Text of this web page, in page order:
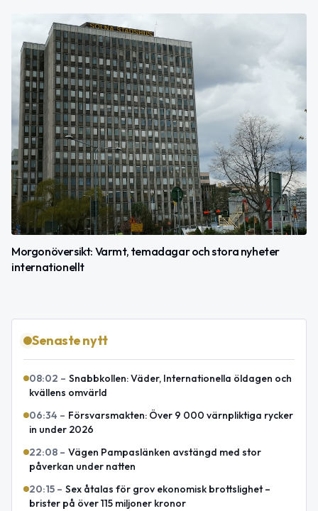
Morgonöversikt: Varmt, temadagar och stora nyheter
internationellt
Senaste nytt
08:02 – Snabbkollen: Väder, Internationella öldagen och
kvällens omvärld
06:34 – Försvarsmakten: Över 9 000 värnpliktiga rycker
in under 2026
22:08 – Vägen Pampaslänken avstängd med stor
påverkan under natten
20:15 – Sex åtalas för grov ekonomisk brottslighet –
brister på över 115 miljoner kronor